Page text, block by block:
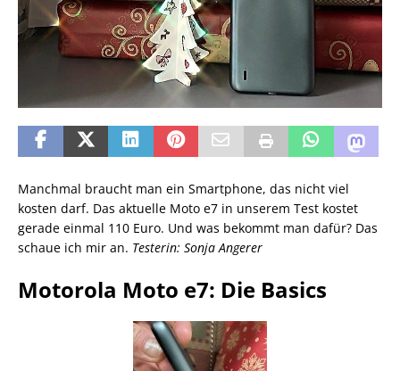
Manchmal braucht man ein Smartphone, das nicht viel
kosten darf. Das aktuelle Moto e7 in unserem Test kostet
gerade einmal 110 Euro. Und was bekommt man dafür? Das
schaue ich mir an. Testerin: Sonja Angerer
Motorola Moto e7: Die Basics